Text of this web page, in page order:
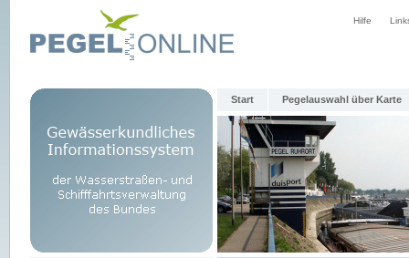
Hilfe
Start Pegelauswahl über Karte